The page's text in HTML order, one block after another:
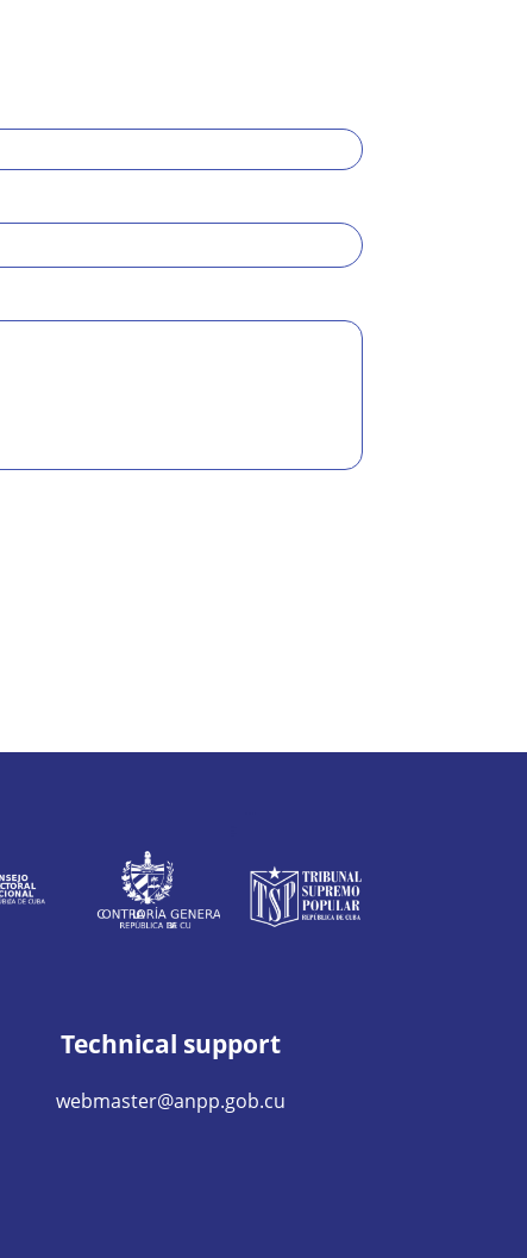
Technical support
webmaster@anpp.gob.cu